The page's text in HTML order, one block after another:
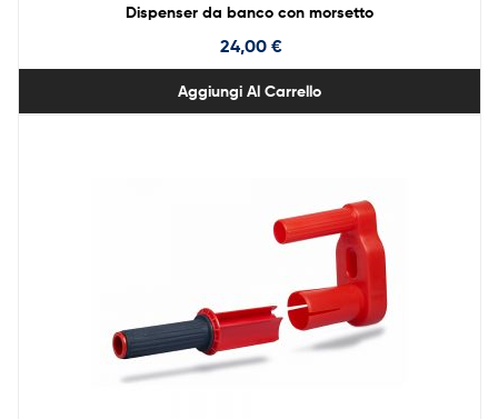
Dispenser da banco con morsetto
24,00 €
Aggiungi Al Carrello